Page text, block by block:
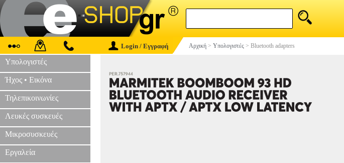
Login / Εγγραφή Αρχική > Υπολογιστές > Bluetooth adapters
Υπολογιστές
Ήχος • Εικόνα
Τηλεπικοινωνίες
Λευκές συσκευές
Μικροσυσκευές
Εργαλεία